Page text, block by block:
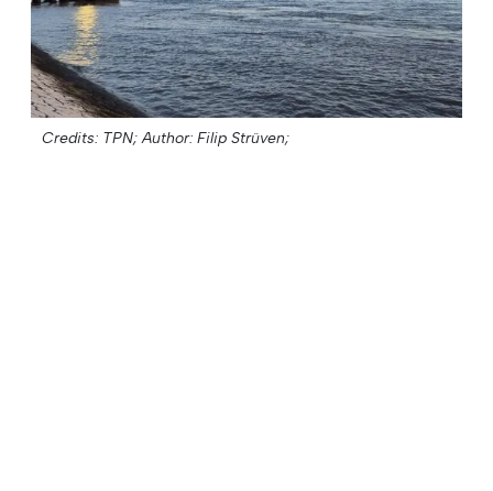
Credits: TPN; Author: Filip Strüven;